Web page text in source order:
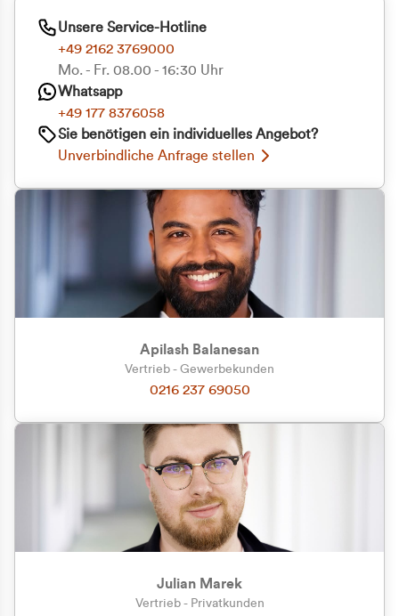
Zu welcher Kundengruppe
gehören Sie?
Privatkunde (inkl. MwSt.)
Geschäftskunde (exkl. MwSt.)
Unsere Service-Hotline
+49 2162 3769000
Mo. - Fr. 08.00 - 16:30 Uhr
Whatsapp
+49 177 8376058
Sie benötigen ein individuelles Angebot?
Unverbindliche Anfrage stellen
Apilash Balanesan
Vertrieb - Gewerbekunden
0216 237 69050
Julian Marek
Vertrieb - Privatkunden